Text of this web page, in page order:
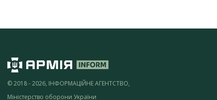
© 2018 - 2026, ІНФОРМАЦІЙНЕ АГЕНТСТВО,
Міністерство оборони України